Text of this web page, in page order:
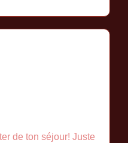
de ton séjour! Juste